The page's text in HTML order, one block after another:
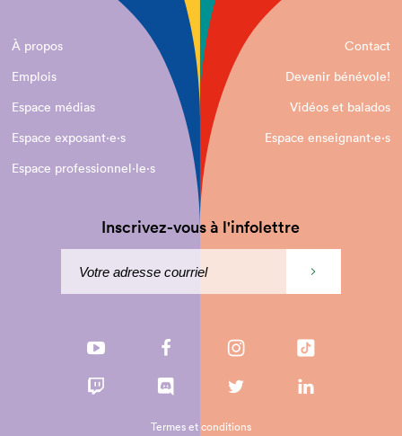
À propos
Contact
Emplois
Devenir bénévole!
Espace médias
Vidéos et balados
Espace exposant·e⋅s
Espace enseignant·e⋅s
Espace professionnel·le⋅s
Inscrivez-vous à l'infolettre
Termes et conditions